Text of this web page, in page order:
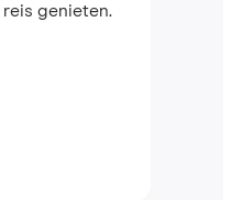
genieten.